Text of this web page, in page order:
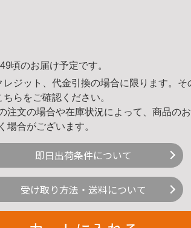
頃のお届け予定です。
レジット、代金引換の場合に限ります。そ
ちら をご確認ください。
注文の場合や在庫状況によって、商品の
場合がございます。
即日出荷条件について
受け取り方法・送料について